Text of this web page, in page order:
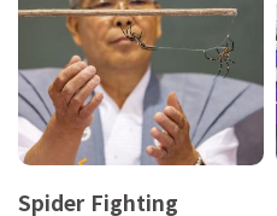
Spider Fighting